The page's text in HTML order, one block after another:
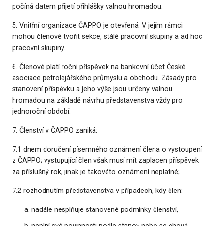
počíná datem přijetí přihlášky valnou hromadou.
5. Vnitřní organizace ČAPPO je otevřená. V jejím rámci
mohou členové tvořit sekce, stálé pracovní skupiny a ad hoc
pracovní skupiny.
6. Členové platí roční příspěvek na bankovní účet České
asociace petrolejářského průmyslu a obchodu. Zásady pro
stanovení příspěvku a jeho výše jsou určeny valnou
hromadou na základě návrhu představenstva vždy pro
jednoroční období.
7. Členství v ČAPPO zaniká:
7.1 dnem doručení písemného oznámení člena o vystoupení
z ČAPPO; vystupující člen však musí mít zaplacen příspěvek
za příslušný rok, jinak je takovéto oznámení neplatné;
7.2 rozhodnutím představenstva v případech, kdy člen:
nadále nesplňuje stanovené podmínky členství,